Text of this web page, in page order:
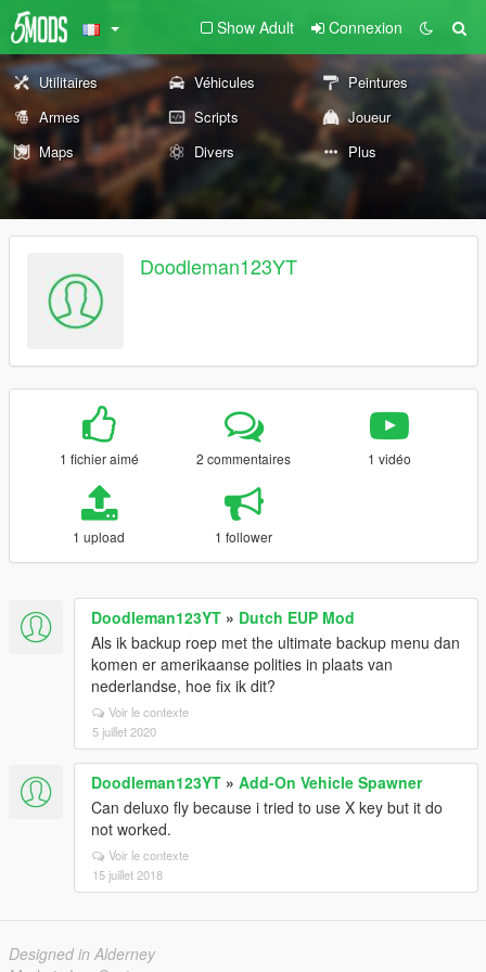
Show Adult Connexion
Utilitaires Véhicules
Peintures
Armes
Scripts
Joueur
Maps
Divers Plus
Doodleman123YT
1 fichier aimé 2 commentaires 1 vidéo
1 upload 1 follower
Doodleman123YT » Dutch EUP Mod
Als ik backup roep met the ultimate backup menu dan
komen er amerikaanse polities in plaats van
nederlandse, hoe fix ik dit?
Voir le contexte
5 juillet 2020
Doodleman123YT » Add-On Vehicle Spawner
Can deluxo fly because i tried to use X key but it do
not worked.
Voir le contexte
15 juillet 2018
Designed in Alderney